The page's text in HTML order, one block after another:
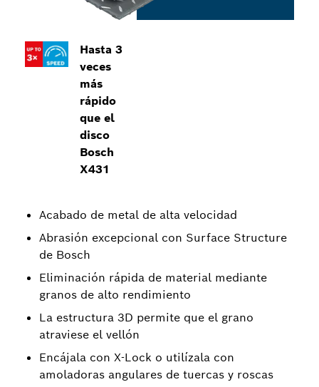
Hasta 3
veces
más
rápido
que el
disco
Bosch
X431
Acabado de metal de alta velocidad
Abrasión excepcional con Surface Structure
de Bosch
Eliminación rápida de material mediante
granos de alto rendimiento
La estructura 3D permite que el grano
atraviese el vellón
Encájala con X-Lock o utilízala con
amoladoras angulares de tuercas y roscas